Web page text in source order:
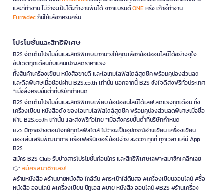
และที่ทำงาน ไม่ว่าจะเป็นโต๊ะทำงานพับได้ จากแบรนด์ONEหรือ เก้าอี้ทำงาน
Furradecก็มีให้เลือกครบครัน
โปรโมชั่นและสิทธิพิเศษ
B2S จัดเต็มโปรโมชั่นและสิทธิพิเศษมากมายให้คุณเลือกช้อปออนไลน์ได้อย่างจุใจ
อัปเดตทุกเดือนกับแคมเปญลดราคาแรง
ทั้งสินค้าเครื่องเขียน หนังสือขายดี และไอเทมไลฟ์สไตล์สุดชิค พร้อมคูปองส่วนลด
และดีลพิเศษเมื่อช้อปผ่าน B2S.co.th เท่านั้น นอกจากนี้ B2S ยังใจดีส่งฟรีทั่วประเทศ
*เมื่อสั่งครบขั้นต่ำที่บริษัทกำหนด
B2S จัดเต็มโปรโมชั่นและสิทธิพิเศษเพียบ ช้อปออนไลน์ได้เลย! ลดแรงทุกเดือน ทั้ง
เครื่องเขียน หนังสือดัง ของไอเทมไลฟ์สไตล์สุดชิค พร้อมคูปองส่วนลดพิเศษเมื่อซื้อ
ผ่าน B2S.co.th เท่านั้น และส่งฟรีทั่วไทย *เมื่อสั่งครบขั้นต่ำที่บริษัทกำหนด
B2S มีทุกอย่างตอบโจทย์ทุกไลฟ์สไตล์ ไม่ว่าจะเป็นอุปกรณ์อ่านเขียน เครื่องเขียน
ของเล่นเสริมพัฒนาการ หรือเฟอร์นิเจอร์ ช้อปง่าย สะดวก ทุกที่ ทุกเวลา แค่มี App
B2S
สมัคร B2S Club รับข่าวสารโปรโมชั่นก่อนใคร และสิทธิพิเศษเฉพาะสมาชิก! คลิกเลย
👉 สมัครสมาชิกเลย!
#ร้านหนังสือ #ร้านขายหนังสือ ใกล้ฉัน #กระเป๋าใส่ดินสอ #เครื่องเขียนออนไลน์ #ซื้อ
หนังสือ ออนไลน์ #เครื่องเขียน บีทูเอส #ขาย หนังสือ ออนไลน์ #B2S #ร้านเครื่อง